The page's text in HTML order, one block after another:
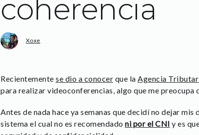
coherencia
Xoxe
Recientemente se dio a conocer que la Agencia
para realizar videoconferencias, algo que me preocupa
Antes de nada hace ya semanas que decidí no dejar
sistema el cual no es recomendado ni por el CNI y es